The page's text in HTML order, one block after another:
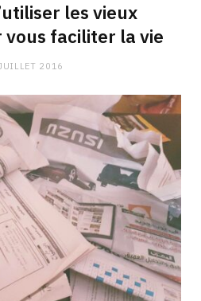
les vieux
faciliter la vie
2016